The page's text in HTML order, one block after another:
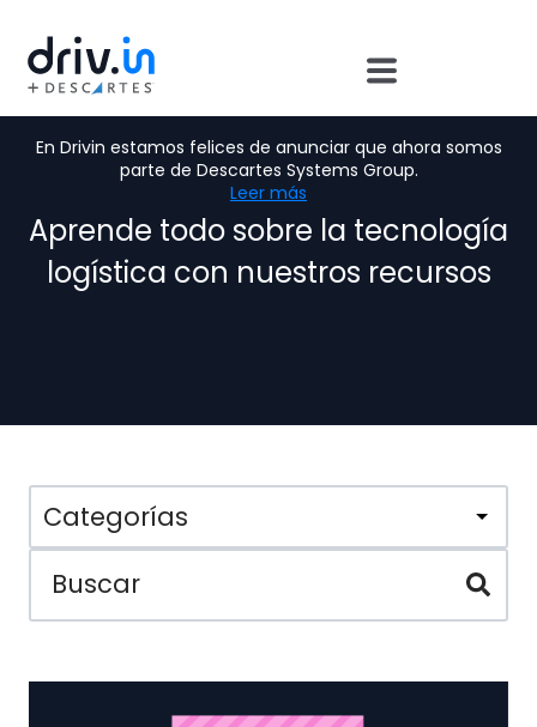
En Drivin estamos felices de anunciar que ahora somos
parte de Descartes Systems Group.
Leer más
Ebooks, Podcast &
Webinars:
Aprende todo sobre la tecnología
logística con nuestros recursos
Categorías